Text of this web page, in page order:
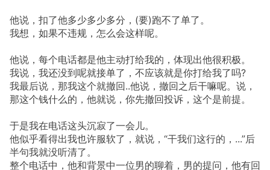
他说，扣了他多少多少多分，(要)跑不了单了。
我想，如果不违规，怎么会这样呢。
他说，每个电话都是他主动打给我的，体现出他很积极。
我说，我还没到呢就接单了，不应该就是你打给我了吗?
我最后说，那我这个就撤回..他说，撤回之后干嘛呢。说，
那这个钱什么的，他就说，你先撤回投诉，这个是前提。
于是我在电话这头沉寂了一会儿。
他似乎看得出我也许服软了，就说，“干我们这行的，...”后
半句我就没听清了。
整个电话中，他和背景中一位男的聊着，男的提问，他有回